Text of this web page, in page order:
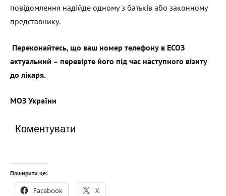
повідомлення надійде одному з батьків або законному
представнику.
Переконайтесь, що ваш номер телефону в ЕСОЗ
актуальний – перевірте його під час наступного візиту
до лікаря.
МОЗ України
Коментувати
Поширити це:
Facebook X